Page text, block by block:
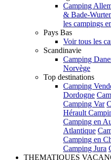
Camping
& Bade-
les campings
Pays Bas
Voir tous les
Scandinavie
Camping
Norvège
Top destinations
Camping
Dordogne
Camping Var
Hérault
Camping en
Atlantique
Camping en
Camping Jura
THEMATIQUES